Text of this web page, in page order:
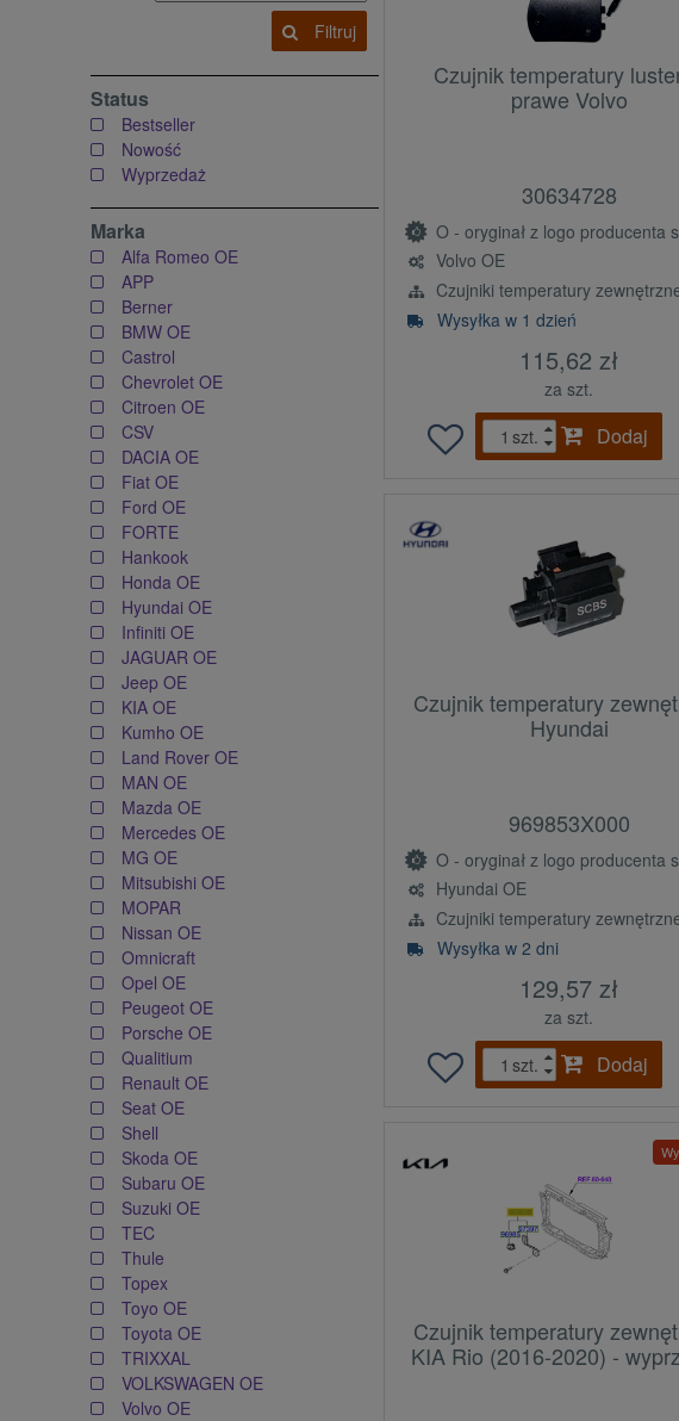
Filtruj
Status
Bestseller
Nowość
Wyprzedaż
Marka
Alfa Romeo OE
APP
Berner
BMW OE
Castrol
Chevrolet OE
Citroen OE
CSV
DACIA OE
Fiat OE
Ford OE
FORTE
Hankook
Honda OE
Hyundai OE
Infiniti OE
JAGUAR OE
Jeep OE
KIA OE
Kumho OE
Land Rover OE
MAN OE
Mazda OE
Mercedes OE
MG OE
Mitsubishi OE
MOPAR
Nissan OE
Omnicraft
Opel OE
Peugeot OE
Porsche OE
Qualitium
Renault OE
Seat OE
Shell
Skoda OE
Subaru OE
Suzuki OE
TEC
Thule
Topex
Toyo OE
Toyota OE
TRIXXAL
VOLKSWAGEN OE
Volvo OE
Czujnik temperatury
prawe Volvo
30634728
O - oryginał z logo producenta
Volvo OE
Czujniki temperatury
Wysyłka w 1 dzień
115,62 zł
za szt.
szt.
Dodaj
Czujnik temperatury
Hyundai
969853X000
O - oryginał z logo producenta
Hyundai OE
Czujniki temperatury
Wysyłka w 2 dni
129,57 zł
za szt.
szt.
Dodaj
Czujnik temperatury
KIA Rio (2016-2020) -